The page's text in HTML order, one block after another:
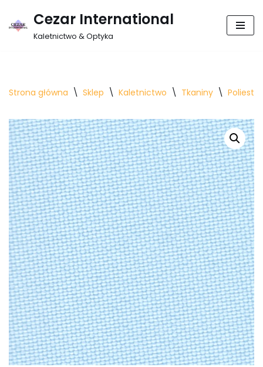
Przejdź
Cezar International
Kaletnictwo & Optyka
Strona główna \ Sklep \ Kaletnictwo \ Tkaniny \